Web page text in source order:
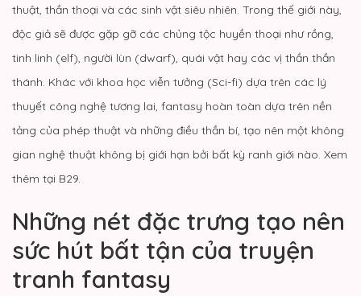
thuật, thần thoại và các sinh vật siêu nhiên. Trong thế giới này,
độc giả sẽ được gặp gỡ các chủng tộc huyền thoại như rồng,
tinh linh (elf), người lùn (dwarf), quái vật hay các vị thần thần
thánh. Khác với khoa học viễn tưởng (Sci-fi) dựa trên các lý
thuyết công nghệ tương lai, fantasy hoàn toàn dựa trên nền
tảng của phép thuật và những điều thần bí, tạo nên một không
gian nghệ thuật không bị giới hạn bởi bất kỳ ranh giới nào. Xem
thêm tại B29.
Những nét đặc trưng tạo nên
sức hút bất tận của truyện
tranh fantasy